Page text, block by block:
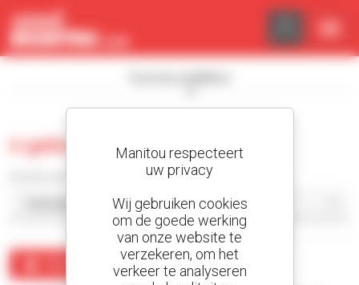
0 gebruikt afwerker
Maak een waarschuwing
Cookies beheer paneel
Manitou respecteert
uw privacy
Wij gebruiken cookies
om de goede werking
van onze website te
verzekeren, om het
verkeer te analyseren